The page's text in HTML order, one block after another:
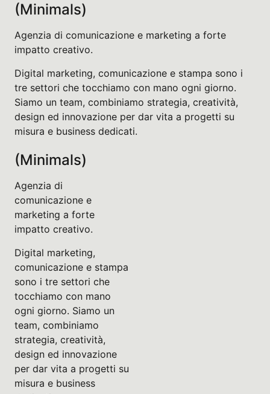
(Minimals)
Agenzia di comunicazione e marketing a forte
impatto creativo.
Digital marketing, comunicazione e stampa sono i
tre settori che tocchiamo con mano ogni giorno.
Siamo un team, combiniamo strategia, creatività,
design ed innovazione per dar vita a progetti su
misura e business dedicati.
(Minimals)
Agenzia di
comunicazione e
marketing a forte
impatto creativo.
Digital marketing,
comunicazione e stampa
sono i tre settori che
tocchiamo con mano
ogni giorno. Siamo un
team, combiniamo
strategia, creatività,
design ed innovazione
per dar vita a progetti su
misura e business